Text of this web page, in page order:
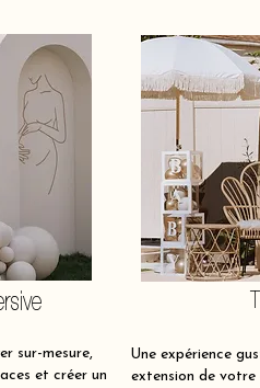
sur-mesure,
et créer un
Une expérience
extension de